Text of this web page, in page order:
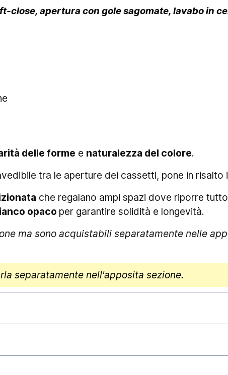
close, apertura con gole sagomate, lavabo in
delle forme e naturalezza del colore.
tra le aperture dei cassetti, pone in
che regalano ampi spazi dove riporre
opaco per garantire solidità e longevità.
ma sono acquistabili separatamente nelle
separatamente nell'apposita sezione.